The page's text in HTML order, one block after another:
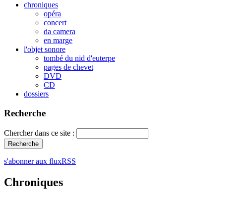
chroniques
opéra
concert
da camera
en marge
l'objet sonore
tombé du nid d'euterpe
pages de chevet
DVD
CD
dossiers
Recherche
Chercher dans ce site :
s'abonner aux fluxRSS
Chroniques